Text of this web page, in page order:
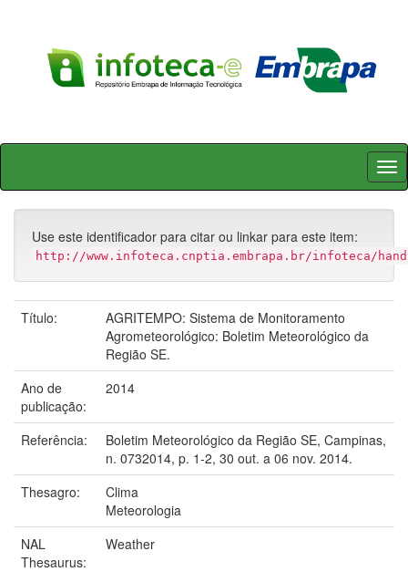
Skip
Use este identificador para citar ou linkar para este item:
http://www.infoteca.cnptia.embrapa.br/infoteca/
Título:
AGRITEMPO: Sistema de Monitoramento
Agrometeorológico: Boletim Meteorológico da
Região SE.
Ano de
publicação:
2014
Referência:
Boletim Meteorológico da Região SE, Campinas,
n. 0732014, p. 1-2, 30 out. a 06 nov. 2014.
Thesagro:
Clima
Meteorologia
NAL
Thesaurus:
Weather